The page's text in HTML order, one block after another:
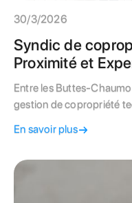
30/3/2026
Syndic de
Proximité et
Entre les Buttes-
gestion de copropriété
obligatoires.
En savoir plus